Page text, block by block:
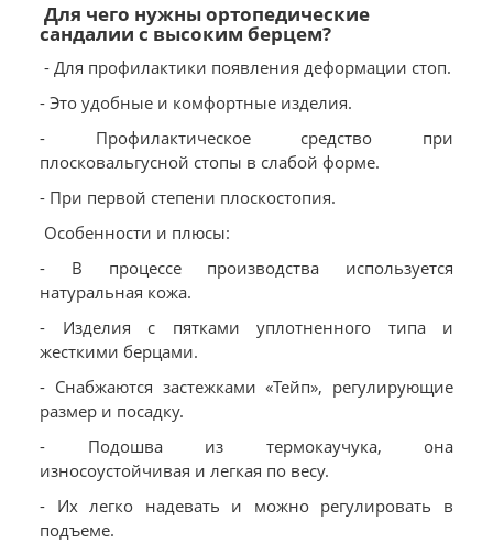
Для чего нужны ортопедические
сандалии с высоким берцем?
- Для профилактики появления деформации стоп.
- Это удобные и комфортные изделия.
- Профилактическое средство при
плосковальгусной стопы в слабой форме.
- При первой степени плоскостопия.
Особенности и плюсы:
- В процессе производства используется
натуральная кожа.
- Изделия с пятками уплотненного типа и
жесткими берцами.
- Снабжаются застежками «Тейп», регулирующие
размер и посадку.
- Подошва из термокаучука, она
износоустойчивая и легкая по весу.
- Их легко надевать и можно регулировать в
подъеме.